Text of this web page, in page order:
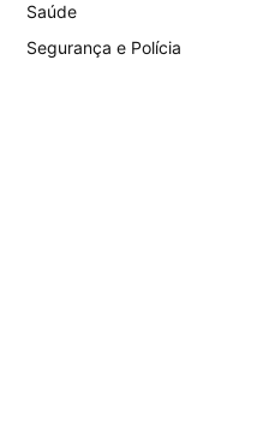
Saúde
Segurança e Polícia